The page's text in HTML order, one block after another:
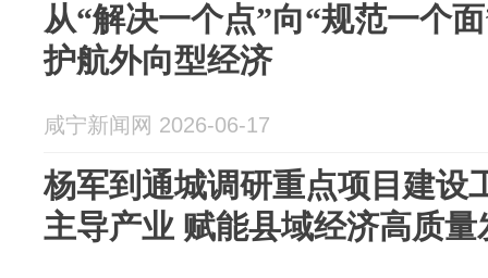
从“解决一个点”向“规范一个
护航外向型经济
咸宁新闻网 2026-06-17
杨军到通城调研重点项目建设
主导产业 赋能县域经济高质量